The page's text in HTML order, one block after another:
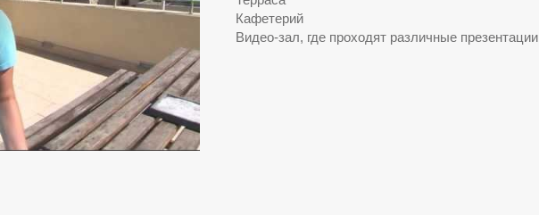
Кафетерий
Видео-зал, где проходят различные презентации